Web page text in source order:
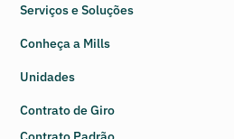
Serviços e Soluções
Conheça a Mills
Unidades
Contrato de Giro